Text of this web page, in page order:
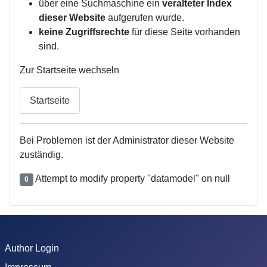
über eine Suchmaschine ein veralteter Index
dieser Website aufgerufen wurde.
keine Zugriffsrechte für diese Seite vorhanden
sind.
Zur Startseite wechseln
Startseite
Bei Problemen ist der Administrator dieser Website
zuständig.
0 Attempt to modify property "datamodel" on null
Author Login